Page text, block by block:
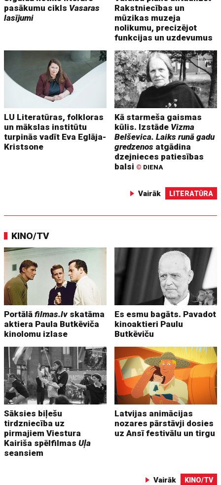
pasākumu cikls Vasaras
lasījumi
Rakstniecības un
mūzikas muzeja
nolikumu, precizējot
funkcijas un uzdevumus
LU Literatūras, folkloras
un mākslas institūtu
turpinās vadīt Eva Eglāja-
Kristsone
Kā starmeša gaismas
kūlis. Izstāde Vizma
Belševica. Laiks runā gadu
gredzenos atgādina
dzejnieces patiesības
balsi © DIENA
Vairāk LITERATŪRA
KINO/TV
Portālāfilmas.lv skatāma
aktiera Paula Butkēviča
kinolomu izlase
Es esmu bagāts. Pavadot
kinoaktieri Paulu
Butkēviču
Sāksies biļešu
tirdzniecība uz
pirmajiem Viestura
Kairiša spēlfilmasUļa
seansiem
Latvijas animācijas
nozares pārstāvji dosies
uz Ansī festivālu un tirgu
Vairāk KINO/TV